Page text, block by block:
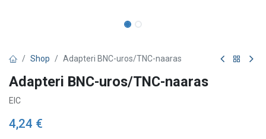
Shop Adapteri BNC-uros/TNC-naaras
Adapteri BNC-uros/TNC-naaras
EIC
4,24 €